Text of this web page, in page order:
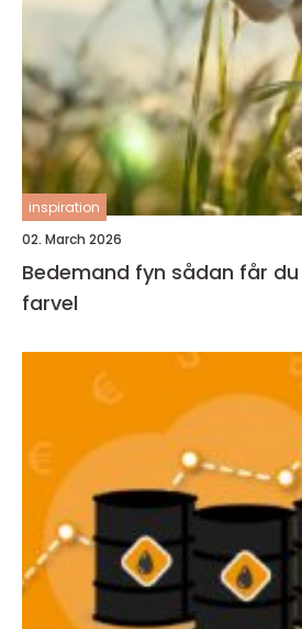
inspiration
02. March 2026
Bedemand fyn sådan får du ro til det sidste
farvel